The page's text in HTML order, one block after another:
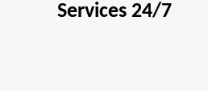
Services 24/7